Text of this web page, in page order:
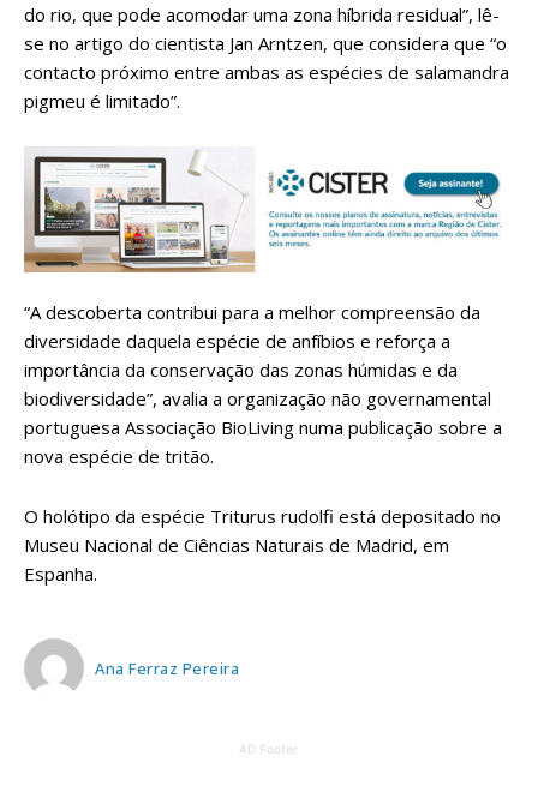
do rio, que pode acomodar uma zona híbrida residual”, lê-
se no artigo do cientista Jan Arntzen, que considera que “o
contacto próximo entre ambas as espécies de salamandra
pigmeu é limitado”.
“A descoberta contribui para a melhor compreensão da
diversidade daquela espécie de anfíbios e reforça a
importância da conservação das zonas húmidas e da
biodiversidade”, avalia a organização não governamental
portuguesa Associação BioLiving numa publicação sobre a
nova espécie de tritão.
O holótipo da espécie Triturus rudolfi está depositado no
Museu Nacional de Ciências Naturais de Madrid, em
Espanha.
Ana Ferraz Pereira
AD Footer